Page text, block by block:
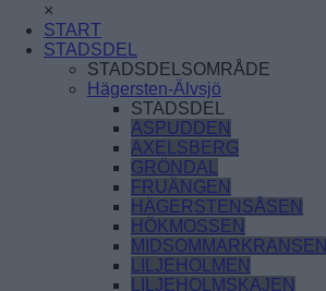
×
START
STADSDEL
STADSDELSOMRÅDE
Hägersten-Älvsjö
STADSDEL
ASPUDDEN
AXELSBERG
GRÖNDAL
FRUÄNGEN
HÄGERSTENSÅSEN
HÖKMOSSEN
MIDSOMMARKRANSEN
LILJEHOLMEN
LILJEHOLMSKAJEN